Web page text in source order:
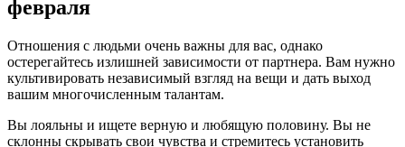
февраля
Отношения с людьми очень важны для вас, однако
остерегайтесь излишней зависимости от партнера. Вам нужно
культивировать независимый взгляд на вещи и дать выход
вашим многочисленным талантам.
Вы лояльны и ищете верную и любящую половину. Вы не
склонны скрывать свои чувства и стремитесь установить